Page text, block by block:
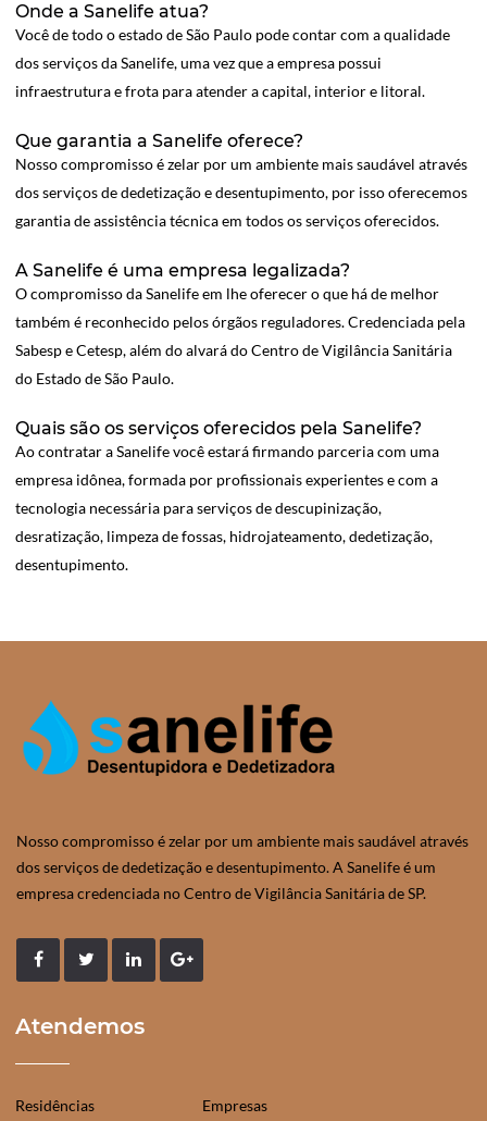
Onde a Sanelife atua?
Você de todo o estado de São Paulo pode contar com a qualidade
dos serviços da Sanelife, uma vez que a empresa possui
infraestrutura e frota para atender a capital, interior e litoral.
Que garantia a Sanelife oferece?
Nosso compromisso é zelar por um ambiente mais saudável através
dos serviços de dedetização e desentupimento, por isso oferecemos
garantia de assistência técnica em todos os serviços oferecidos.
A Sanelife é uma empresa legalizada?
O compromisso da Sanelife em lhe oferecer o que há de melhor
também é reconhecido pelos órgãos reguladores. Credenciada pela
Sabesp e Cetesp, além do alvará do Centro de Vigilância Sanitária
do Estado de São Paulo.
Quais são os serviços oferecidos pela Sanelife?
Ao contratar a Sanelife você estará firmando parceria com uma
empresa idônea, formada por profissionais experientes e com a
tecnologia necessária para serviços de descupinização,
desratização, limpeza de fossas, hidrojateamento, dedetização,
desentupimento.
Nosso compromisso é zelar por um ambiente mais saudável através
dos serviços de dedetização e desentupimento. A Sanelife é um
empresa credenciada no Centro de Vigilância Sanitária de SP.
Atendemos
Residências
Empresas